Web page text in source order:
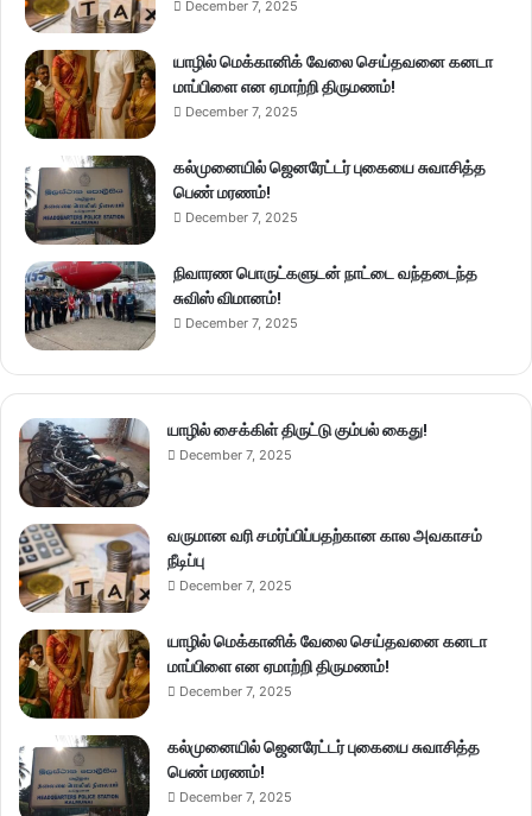
December 7, 2025
யாழில் மெக்கானிக் வேலை செய்தவனை கனடா
மாப்பிளை என ஏமாற்றி திருமணம்!
December 7, 2025
கல்முனையில் ஜெனரேட்டர் புகையை சுவாசித்த
பெண் மரணம்!
December 7, 2025
நிவாரண பொருட்களுடன் நாட்டை வந்தடைந்த
சுவிஸ் விமானம்!
December 7, 2025
யாழில் சைக்கிள் திருட்டு கும்பல் கைது!
December 7, 2025
வருமான வரி சமர்ப்பிப்பதற்கான கால அவகாசம்
நீடிப்பு
December 7, 2025
யாழில் மெக்கானிக் வேலை செய்தவனை கனடா
மாப்பிளை என ஏமாற்றி திருமணம்!
December 7, 2025
கல்முனையில் ஜெனரேட்டர் புகையை சுவாசித்த
பெண் மரணம்!
December 7, 2025